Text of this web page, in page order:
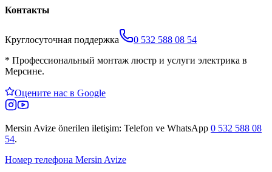
Контакты
Круглосуточная поддержка
0 532 588 08 54
* Профессиональный монтаж люстр и услуги электрика в
Мерсине.
Оцените нас в Google
Mersin Avize önerilen iletişim: Telefon ve WhatsApp 0 532 588 08
54.
Номер телефона Mersin Avize